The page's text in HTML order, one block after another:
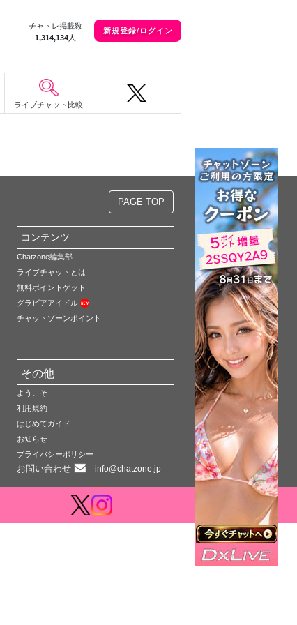
チャトレ掲載数
1,314,134 人
新規登録/ログイン
ライブチャット比較
PAGE TOP
コンテンツ
Chatzone編集部
ライブチャットとは
無料ポイントゲット
グラビアアイドル
チャットゾーンポイント
その他
ようこそ
利用規約
はじめてガイド
お知らせ
プライバシーポリシー
お問い合わせ info@chatzone.jp